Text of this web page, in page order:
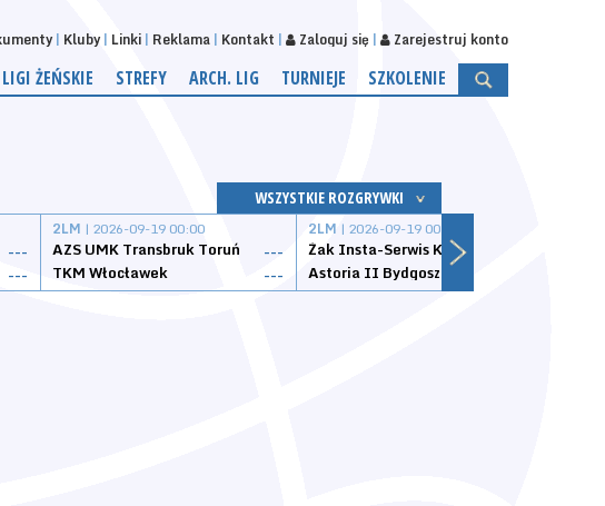
Kluby Linki Reklama Kontakt Zaloguj się Zarejestruj konto
LIGI ŻEŃSKIE STREFY ARCH. LIG TURNIEJE SZKOLENIE
WSZYSTKIE ROZGRYWKI
---
---
2LM | 2026-09-19 00:00
AZS UMK Transbruk Toruń
---
TKM Włocławek
---
2LM | 2026-09-19 00:00
Żak Insta-Serwis Koszalin
Astoria II Bydgoszcz